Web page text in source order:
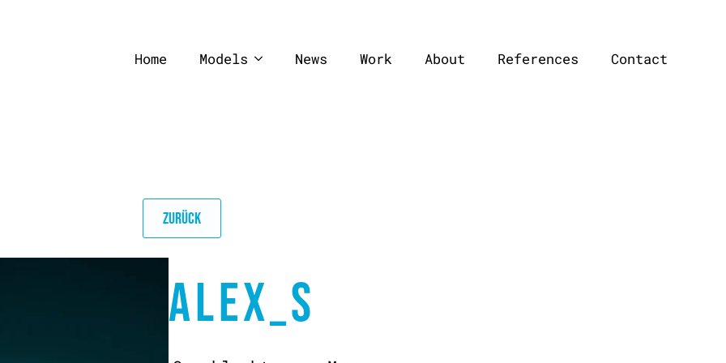
Home Models News Work About References Contact
ZURÜCK
ALEX_S